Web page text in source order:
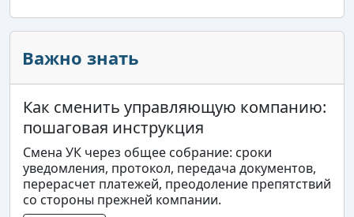
Важно знать
Как сменить управляющую компанию:
пошаговая инструкция
Смена УК через общее собрание: сроки
уведомления, протокол, передача документов,
перерасчет платежей, преодоление препятствий
со стороны прежней компании.